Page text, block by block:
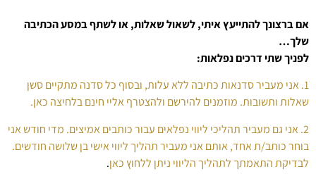
אם ברצונך להתייעץ איתי, לשאול שאלות, או לשתף במסע הכתיבה
שלך…
לפניך שתי דרכים נפלאות:
1. אני מעביר סדנאות כתיבה ללא עלות, ובסוף כל סדנה מתקיים סשן
שאלות ותשובות. מוזמנים להירשם ולהצטרף אליי חינם בלחיצה כאן.
2. אני גם מעביר תהליכי ליווי נפלאים עבור כותבים אמיצים. מדי חודש אני
בוחר כותב/ת אחד, אותם אני מעביר תהליך ליווי אישי בן שלושה חודשים.
לבדיקת התאמתך לתהליך הליווי ניתן ללחוץ כאן.